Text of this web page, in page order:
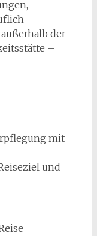
der
–
mit
und